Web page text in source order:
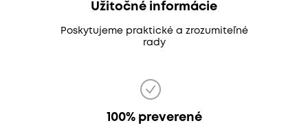
Užitočné informácie
Poskytujeme praktické a zrozumiteľné
rady
100% preverené